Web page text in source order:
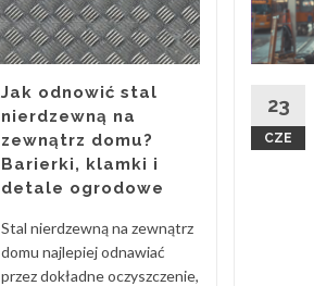
Jak odnowić stal
nierdzewną na
zewnątrz domu?
Barierki, klamki i
detale ogrodowe
Stal nierdzewną na zewnątrz
domu najlepiej odnawiać
przez dokładne oczyszczenie,
23
CZE